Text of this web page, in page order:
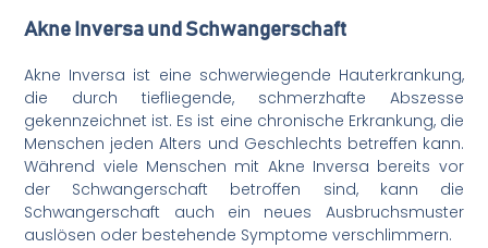
Akne Inversa und Schwangerschaft
Akne Inversa ist eine schwerwiegende Hauterkrankung,
die durch tiefliegende, schmerzhafte Abszesse
gekennzeichnet ist. Es ist eine chronische Erkrankung, die
Menschen jeden Alters und Geschlechts betreffen kann.
Während viele Menschen mit Akne Inversa bereits vor
der Schwangerschaft betroffen sind, kann die
Schwangerschaft auch ein neues Ausbruchsmuster
auslösen oder bestehende Symptome verschlimmern.